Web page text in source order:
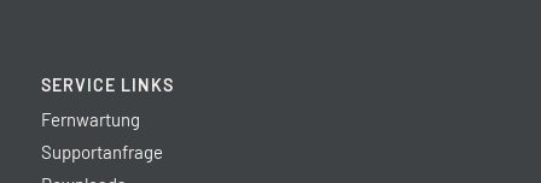
SERVICE LINKS
Fernwartung
Supportanfrage